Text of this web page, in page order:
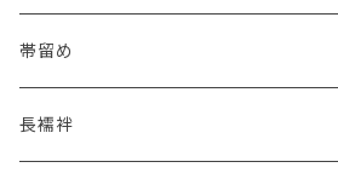
おとなの浴衣(有松 鳴海絞り)
自宅で洗える！本麻長襦袢
夏・単衣用(夏帯)
- 紬帯・自然布
- 琉球帯
- 細平唐組 (7mmスリム帯締め)
- 田中節子
- おびやオリジナル
- 京都 三浦清商店
帯留め
-おびやオリジナル
長襦袢